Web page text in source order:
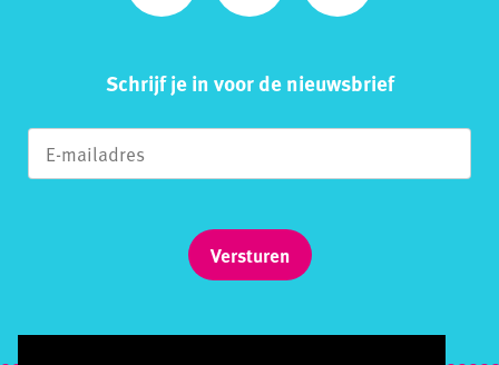
Schrijf je in voor de nieuwsbrief